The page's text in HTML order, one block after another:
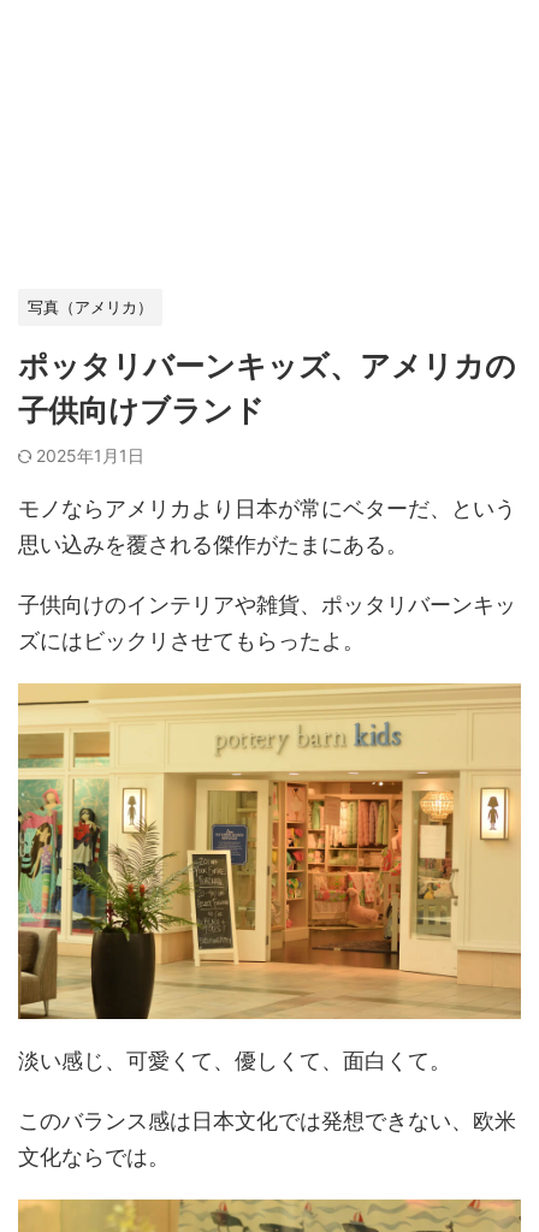
写真（アメリカ）
ポッタリバーンキッズ、アメリカの
子供向けブランド
2025年1月1日
モノならアメリカより日本が常にベターだ、という
思い込みを覆される傑作がたまにある。
子供向けのインテリアや雑貨、ポッタリバーンキッ
ズにはビックリさせてもらったよ。
淡い感じ、可愛くて、優しくて、面白くて。
このバランス感は日本文化では発想できない、欧米
文化ならでは。